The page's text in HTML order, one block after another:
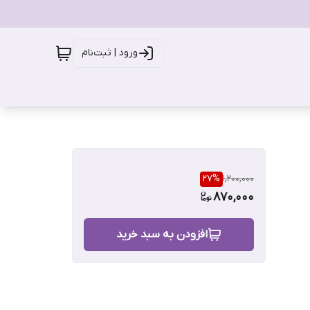
ورود | ثبت‌نام
1,200,000
27%
870,000
افزودن به سبد خرید